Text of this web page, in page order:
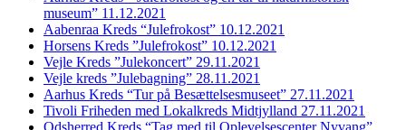
museum” 11.12.2021
Aabenraa Kreds “Julefrokost” 10.12.2021
Horsens Kreds ”Julefrokost” 10.12.2021
Vejle Kreds ”Julekoncert” 29.11.2021
Vejle kreds ”Julebagning” 28.11.2021
Aarhus Kreds “Tur på Besættelsesmuseet” 27.11.2021
Tivoli Friheden med Lokalkreds Midtjylland 27.11.2021
Odsherred Kreds “Tag med til Oplevelsescenter Nyvang”